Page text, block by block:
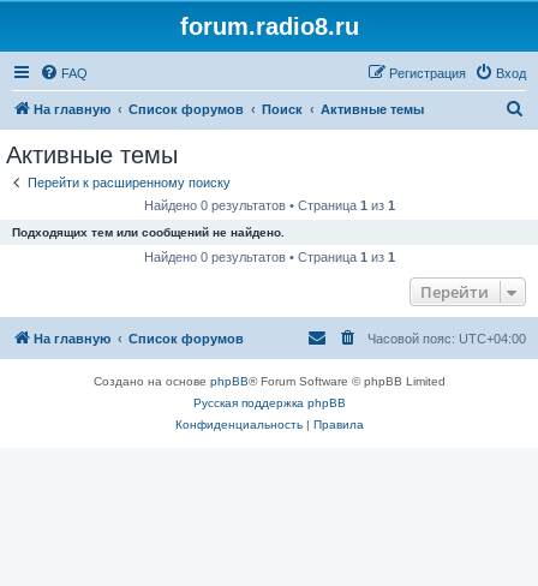
forum.radio8.ru
FAQ Вход
Регистрация
На главную Список форумов Поиск Активные темы
Активные темы
Перейти к расширенному поиску
Найдено 0 результатов • Страница 1 из 1
Подходящих тем или сообщений не найдено.
Найдено 0 результатов • Страница 1 из 1
Перейти
На главную Список форумов Часовой пояс: UTC+04:00
Создано на основе phpBB® Forum Software © phpBB Limited
Русская поддержка phpBB
Конфиденциальность| Правила